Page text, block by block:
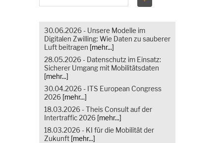
30.06.2026 - Unsere Modelle im
Digitalen Zwilling: Wie Daten zu sauberer
Luft beitragen [mehr...]
28.05.2026 - Datenschutz im Einsatz:
Sicherer Umgang mit Mobilitätsdaten
[mehr...]
30.04.2026 - ITS European Congress
2026 [mehr...]
18.03.2026 - Theis Consult auf der
Intertraffic 2026 [mehr...]
18.03.2026 - KI für die Mobilität der
Zukunft [mehr...]